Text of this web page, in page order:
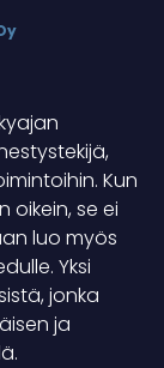
Kun
se ei
luo myös
Yksi
jonka
ja